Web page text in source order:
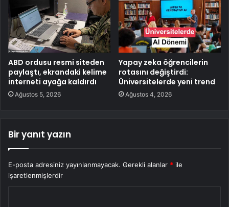
ABD ordusu resmi siteden
paylaştı, ekrandaki kelime
interneti ayağa kaldırdı
Ağustos 5, 2026
Yapay zeka öğrencilerin
rotasını değiştirdi:
Üniversitelerde yeni trend
Ağustos 4, 2026
Bir yanıt yazın
E-posta adresiniz yayınlanmayacak. Gerekli alanlar * ile
işaretlenmişlerdir